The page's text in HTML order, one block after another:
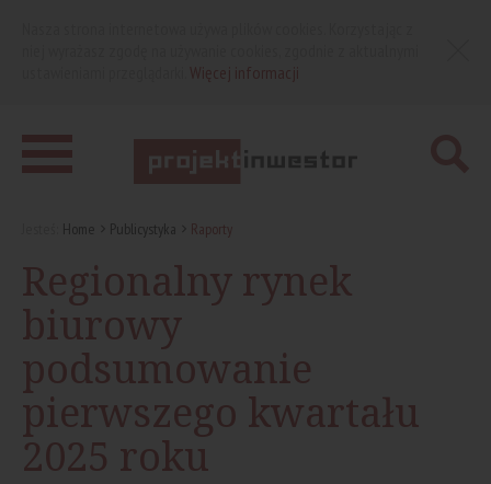
Home Publicystyka Raporty
Regionalny rynek
biurowy
podsumowanie
pierwszego kwartału
2025 roku